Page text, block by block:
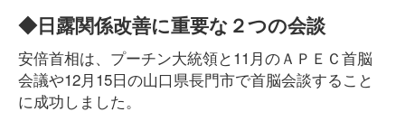
◆日露関係改善に重要な２つの会談
安倍首相は、プーチン大統領と11月のＡＰＥＣ首脳
会議や12月15日の山口県長門市で首脳会談すること
に成功しました。